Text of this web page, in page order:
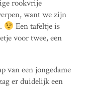
rookvrije
want we zijn
Een tafeltje is
voor twee, een
van een jongedame
er duidelijk een